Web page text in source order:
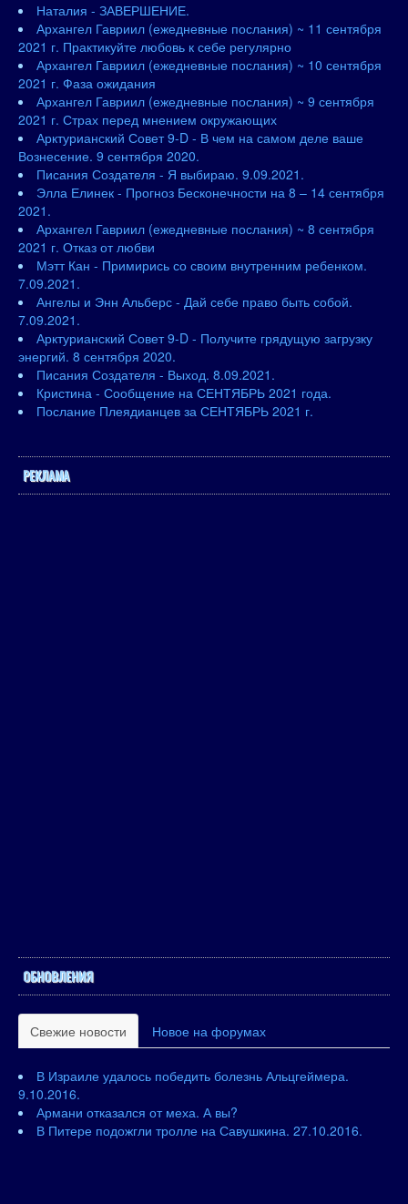
Наталия - ЗАВЕРШЕНИЕ.
Архангел Гавриил (ежедневные послания) ~ 11 сентября
2021 г. Практикуйте любовь к себе регулярно
Архангел Гавриил (ежедневные послания) ~ 10 сентября
2021 г. Фаза ожидания
Архангел Гавриил (ежедневные послания) ~ 9 сентября
2021 г. Страх перед мнением окружающих
Арктурианский Совет 9-D - В чем на самом деле ваше
Вознесение. 9 сентября 2020.
Писания Создателя - Я выбираю. 9.09.2021.
Элла Елинек - Прогноз Бесконечности на 8 – 14 сентября
2021.
Архангел Гавриил (ежедневные послания) ~ 8 сентября
2021 г. Отказ от любви
Мэтт Кан - Примирись со своим внутренним ребенком.
7.09.2021.
Ангелы и Энн Альберс - Дай себе право быть собой.
7.09.2021.
Арктурианский Совет 9-D - Получите грядущую загрузку
энергий. 8 сентября 2020.
Писания Создателя - Выход. 8.09.2021.
Кристина - Сообщение на СЕНТЯБРЬ 2021 года.
Послание Плеядианцев за СЕНТЯБРЬ 2021 г.
РЕКЛАМА
ОБНОВЛЕНИЯ
Свежие новости Новое на форумах
В Израиле удалось победить болезнь Альцгеймера.
9.10.2016.
Армани отказался от меха. А вы?
В Питере подожгли тролле на Савушкина. 27.10.2016.